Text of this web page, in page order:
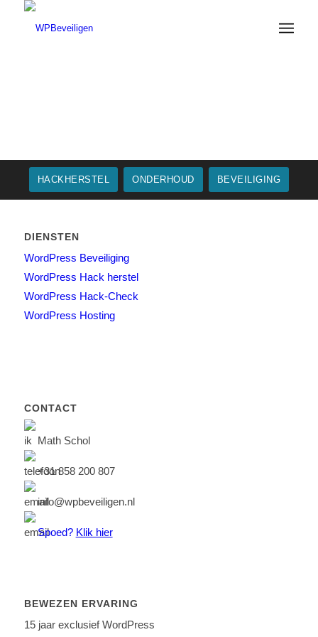
HACKHERSTEL ONDERHOUD BEVEILIGING
DIENSTEN
WordPress Beveiliging
WordPress Hack herstel
WordPress Hack-Check
WordPress Hosting
CONTACT
Math Schol
+31 858 200 807
info@wpbeveiligen.nl
Spoed? Klik hier
BEWEZEN ERVARING
15 jaar exclusief WordPress